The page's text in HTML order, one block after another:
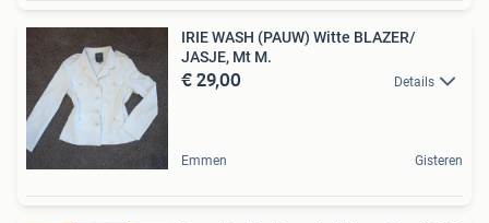
IRIE WASH (PAUW) Witte BLAZER/
JASJE, Mt M.
€ 29,00 Details
Emmen Gisteren